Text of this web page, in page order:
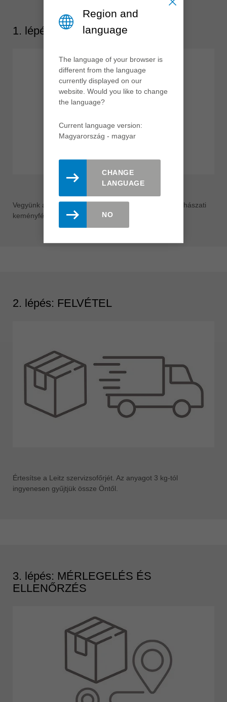
1. lépés: ÖSSZEGYŰJTÉS
Vegyünk aktív részt és gyűjtsük össze a kiégett porkohászati
keményfémet (vágók, fúrók, cserélhető lemezek).
2. lépés: FELVÉTEL
Értesítse a Leitz szervizsofőrjét. Az anyagot 3 kg-tól
ingyenesen gyűjtjük össze Öntől.
3. lépés: MÉRLEGELÉS ÉS
ELLENŐRZÉS
Region and
language
The language of your browser is
different from the language
currently displayed on our
website. Would you like to change
the language?
Current language version:
Magyarország - magyar
CHANGE
LANGUAGE
NO